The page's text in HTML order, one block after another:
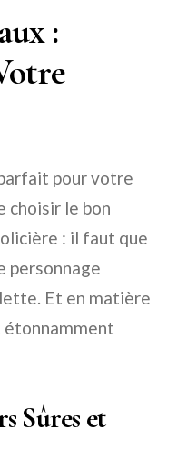
:
pour votre
choisir le bon
: il faut que
personnage
Et en matière
étonnamment
Sûres et